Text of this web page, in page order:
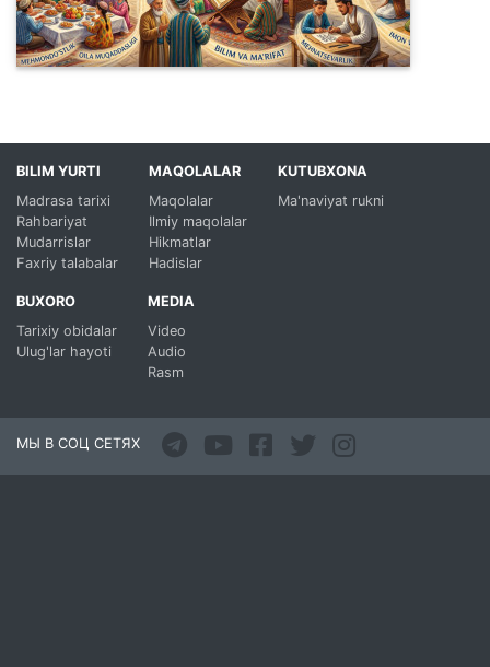
BILIM YURTI
Madrasa tarixi
Rahbariyat
Mudarrislar
Faxriy talabalar
MAQOLALAR
Maqolalar
Ilmiy maqolalar
Hikmatlar
Hadislar
KUTUBXONA
Ma'naviyat rukni
BUXORO
Tarixiy obidalar
Ulug'lar hayoti
MEDIA
Video
Audio
Rasm
МЫ В СОЦ СЕТЯХ